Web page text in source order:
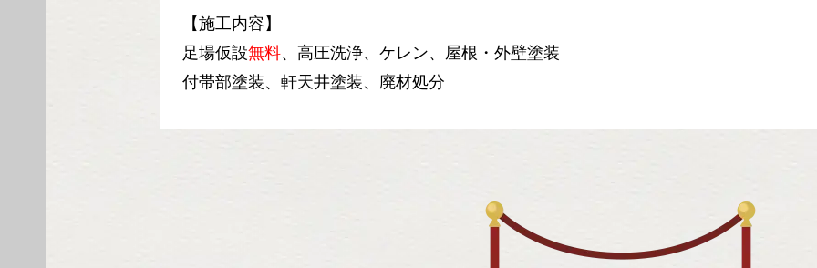
【施工内容】
足場仮設無料、高圧洗浄、ケレン、屋根・外壁塗装
付帯部塗装、軒天井塗装、廃材処分